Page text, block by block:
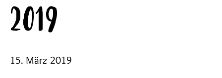
2019
15. März 2019